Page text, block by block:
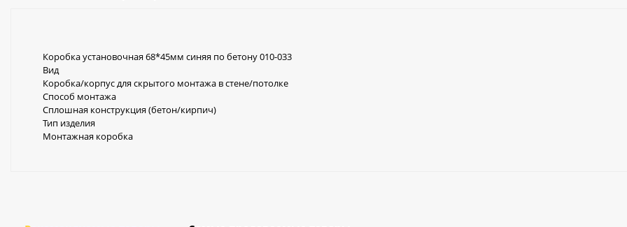
Коробка установочная 68*45мм синяя по бетону 010-033
Вид
Коробка/корпус для скрытого монтажа в стене/потолке
Способ монтажа
Сплошная конструкция (бетон/кирпич)
Тип изделия
Монтажная коробка